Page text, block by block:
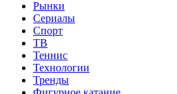
Рынки
Сериалы
Спорт
ТВ
Теннис
Технологии
Тренды